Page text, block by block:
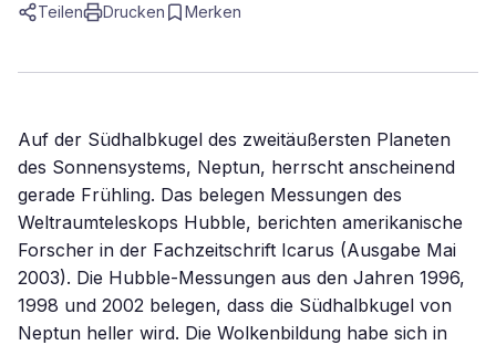
Teilen Drucken Merken
Auf der Südhalbkugel des zweitäußersten Planeten
des Sonnensystems, Neptun, herrscht anscheinend
gerade Frühling. Das belegen Messungen des
Weltraumteleskops Hubble, berichten amerikanische
Forscher in der Fachzeitschrift Icarus (Ausgabe Mai
2003). Die Hubble-Messungen aus den Jahren 1996,
1998 und 2002 belegen, dass die Südhalbkugel von
Neptun heller wird. Die Wolkenbildung habe sich in